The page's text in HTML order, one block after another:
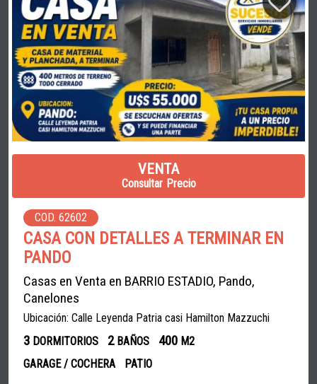
VENTA
Consultar Precio
COD. 62602
CASA CON DETALLES A TERMINAR EN
PANDO
Casas en Venta en BARRIO ESTADIO, Pando,
Canelones
Ubicación: Calle Leyenda Patria casi Hamilton Mazzuchi
3 DORMITORIOS 2BAÑOS 400 M2
GARAGE / COCHERA
PATIO